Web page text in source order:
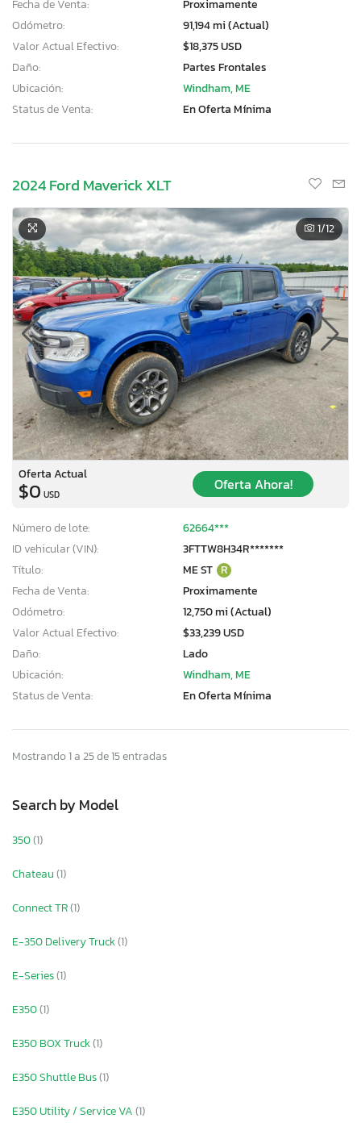
Fecha de Venta:
Proximamente
Odómetro:
91,194 mi (Actual)
Valor Actual Efectivo:
$18,375 USD
Daño:
Partes Frontales
Ubicación:
Windham, ME
Status de Venta:
En Oferta Mínima
2024 Ford Maverick XLT
1/12
Oferta Actual
$0 USD
Oferta Ahora!
Número de lote:
62664***
ID vehicular (VIN):
3FTTW8H34R*******
Título:
ME ST R
Fecha de Venta:
Proximamente
Odómetro:
12,750 mi (Actual)
Valor Actual Efectivo:
$33,239 USD
Daño:
Lado
Ubicación:
Windham, ME
Status de Venta:
En Oferta Mínima
Mostrando 1 a 25 de 15 entradas
Search by Model
350(1)
Chateau(1)
Connect TR(1)
E-350 Delivery Truck(1)
E-Series(1)
E350(1)
E350 BOX Truck(1)
E350 Shuttle Bus(1)
E350 Utility / Service VA(1)